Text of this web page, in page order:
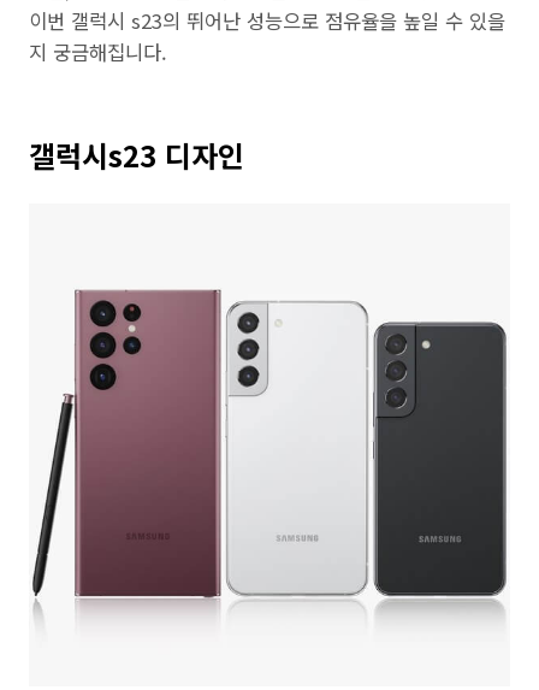
이번 갤럭시 s23의 뛰어난 성능으로 점유율을 높일 수 있을
지 궁금해집니다.
갤럭시s23 디자인